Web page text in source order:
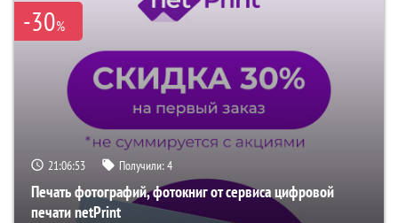
-30%
21:06:52 Получили:4
Печать фотографий, фотокниг от сервиса цифровой
печати netPrint